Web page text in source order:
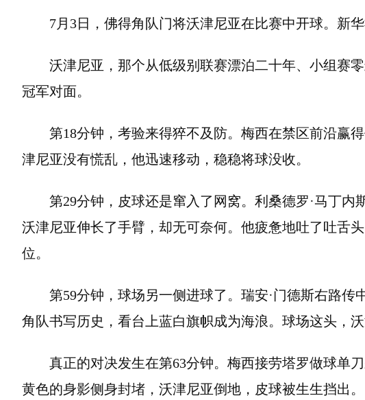
7月3日，佛得角队门将沃津尼亚在比赛中开球。新
沃津尼亚，那个从低级别联赛漂泊二十年、小组赛
冠军对面。
第18分钟，考验来得猝不及防。梅西在禁区前沿赢
津尼亚没有慌乱，他迅速移动，稳稳将球没收。
第29分钟，皮球还是窜入了网窝。利桑德罗·马丁内
沃津尼亚伸长了手臂，却无可奈何。他疲惫地吐了吐舌
位。
第59分钟，球场另一侧进球了。瑞安·门德斯右路传
角队书写历史，看台上蓝白旗帜成为海浪。球场这头，沃
真正的对决发生在第63分钟。梅西接劳塔罗做球单
黄色的身影侧身封堵，沃津尼亚倒地，皮球被生生挡出。